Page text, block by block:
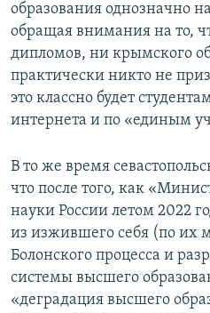
образования однозначно
обращая внимания на то,
дипломов, ни крымского
практически никто не
это классно будет
интернета и по «единым
В то же время
что после того, как
науки России летом 2022
из изжившего себя (по их
Болонского процесса и
системы высшего
«деградация высшего